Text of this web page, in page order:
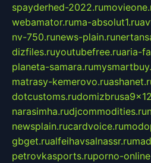
spayderhed-2022.ru
webamator.ruma-absolut1.ru
nv-750.runews-plain.ru
dizfiles.ruyoutubefree.ruaria-
planeta-samara.ru
matrasy-kemerovo.ru
dotcustoms.ru
narasimha.rudjcommodities.ru
newsplain.rucardvoice.ru
gbget.rualfeihavsalnassr.ru
petrovkasports.ruporno-